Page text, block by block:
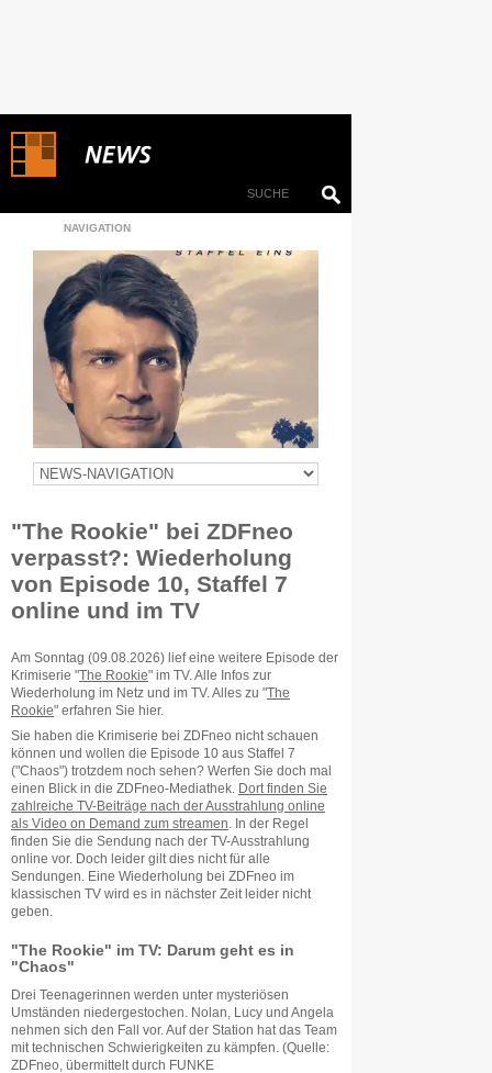
NAVIGATION
"The Rookie" bei ZDFneo
verpasst?: Wiederholung
von Episode 10, Staffel 7
online und im TV
Am Sonntag (09.08.2026) lief eine weitere Episode der
Krimiserie "The Rookie" im TV. Alle Infos zur
Wiederholung im Netz und im TV. Alles zu "The
Rookie" erfahren Sie hier.
Sie haben die Krimiserie bei ZDFneo nicht schauen
können und wollen die Episode 10 aus Staffel 7
("Chaos") trotzdem noch sehen? Werfen Sie doch mal
einen Blick in die ZDFneo-Mediathek.
Dort finden Sie
zahlreiche TV-Beiträge nach der Ausstrahlung online
als Video on Demand zum streamen . In der Regel
finden Sie die Sendung nach der TV-Ausstrahlung
online vor. Doch leider gilt dies nicht für alle
Sendungen. Eine Wiederholung bei ZDFneo im
klassischen TV wird es in nächster Zeit leider nicht
geben.
"The Rookie" im TV: Darum geht es in
"Chaos"
Drei Teenagerinnen werden unter mysteriösen
Umständen niedergestochen. Nolan, Lucy und Angela
nehmen sich den Fall vor. Auf der Station hat das Team
mit technischen Schwierigkeiten zu kämpfen. (Quelle:
ZDFneo, übermittelt durch FUNKE